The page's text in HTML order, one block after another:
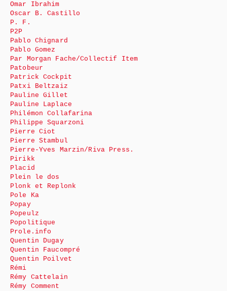
Omar Ibrahim
Oscar B. Castillo
P. F.
P2P
Pablo Chignard
Pablo Gomez
Par Morgan Fache/Collectif Item
Patobeur
Patrick Cockpit
Patxi Beltzaiz
Pauline Gillet
Pauline Laplace
Philémon Collafarina
Philippe Squarzoni
Pierre Ciot
Pierre Stambul
Pierre-Yves Marzin/Riva Press.
Pirikk
Placid
Plein le dos
Plonk et Replonk
Pole Ka
Popay
Popeulz
Popolitique
Prole.info
Quentin Dugay
Quentin Faucompré
Quentin Poilvet
Rémi
Rémy Cattelain
Rémy Comment